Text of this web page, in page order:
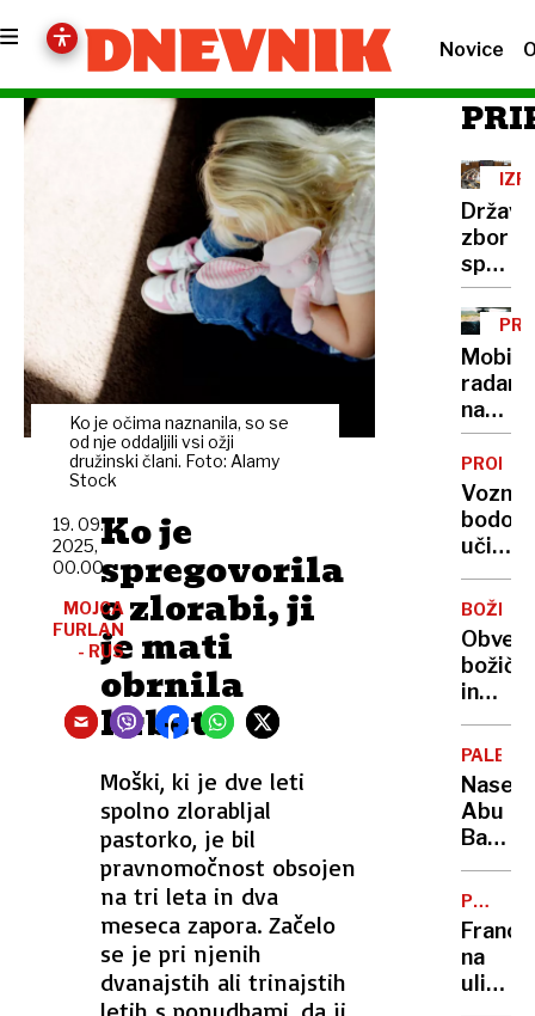
Novice
Ko je očima naznanila, so se
od nje oddaljili vsi ožji
družinski člani. Foto: Alamy
Stock
Ko je
spregovorila
o zlorabi, ji
je mati
obrnila
hrbet
Moški, ki je dve leti
spolno zlorabljal
pastorko, je bil
pravnomočnost obsojen
na tri leta in dva
meseca zapora. Začelo
se je pri njenih
dvanajstih ali trinajstih
19. 09.
2025,
00.00
MOJCA
FURLAN
- RUS
zbor
sprejel
kaj
se
Mobilni
radar
na
bodo
učili
z
in
višji
prag
za
Naser
Abu
Bakr:
“Vsak
tretji
dan
Izrael
ubije
enega
PROTI
na
ulicah
več